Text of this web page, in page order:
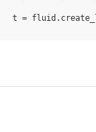
t = fluid .